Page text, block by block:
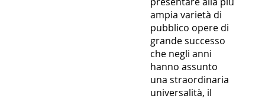
ampia varietà di
pubblico opere di
grande successo
che negli anni
hanno assunto
una straordinaria
universalità, il